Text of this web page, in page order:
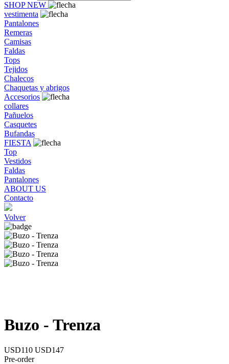
SHOP NEW
vestimenta
Pantalones
Remeras
Camisas
Faldas
Tops
Tejidos
Chalecos
Chaquetas y abrigos
Accesorios
collares
Pañuelos
Casquetes
Bufandas
FIESTA
Top
Vestidos
Faldas
Pantalones
ABOUT US
Contacto
Volver
Buzo - Trenza
USD110 USD147
Pre-order